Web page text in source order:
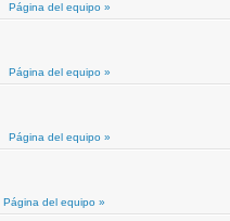
Página del equipo »
Página del equipo »
Página del equipo »
Página del equipo »